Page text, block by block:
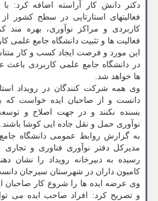
دکتر دانش کار آراسته اضافه کرد:
فعالیتهای استارتاپی در سطح کشور
کاربردی و مراکز نوآوری، بهره مند
فعالیت ها و تثبیت دانشگاه جامع علمی
این مورد و فرصت ایجاد کسب و کار
در دانشگاه جامع علمی کاربردی باعث
ها خواهد شد.
وی همه شرکت کنندگان در رویداد
دانست و از صاحبان ایده خواست که
بسنده نکنند و در جهت اصلاح و
نوآوری حمل و نقل جاده ایی کوشا باشند.
به گزارش روابط عمومی دانشگاه
مدیرکل دفتر نوآوری فناوری و تجاری
رسیده به دبیرخانه رویداد را نشان
کامیون داران در شهرستان سیرجان
وی عرضه ایده ها را شروع کار صاحبان
و تصریح کرد: افراد صاحب ایده می